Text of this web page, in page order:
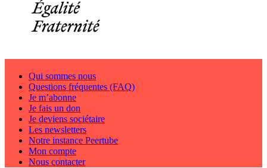
Qui sommes nous
Questions fréquentes (FAQ)
Je m’abonne
Je fais un don
Je deviens sociétaire
Les newsletters
Notre instance Peertube
Mon compte
Nous contacter